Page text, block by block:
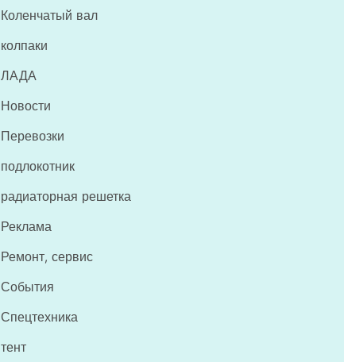
Коленчатый вал
колпаки
ЛАДА
Новости
Перевозки
подлокотник
радиаторная решетка
Реклама
Ремонт, сервис
События
Спецтехника
тент